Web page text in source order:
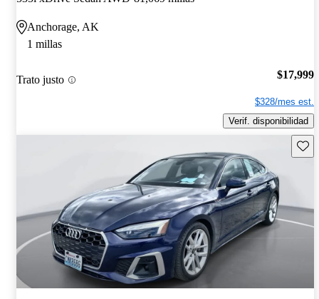
Anchorage, AK
1 millas
Trato justo $17,999
$328/mes est.
Verif. disponibilidad